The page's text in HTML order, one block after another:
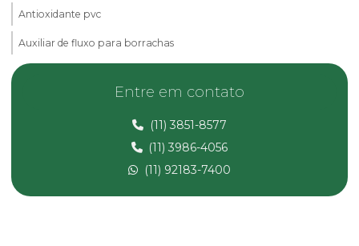
Antioxidante pvc
Auxiliar de fluxo para borrachas
Calcita em pó
Carbonato de cálcio micronizado
Carbonato de magnésio
Entre em contato
(11) 3851-8577
(11) 3986-4056
(11) 92183-7400